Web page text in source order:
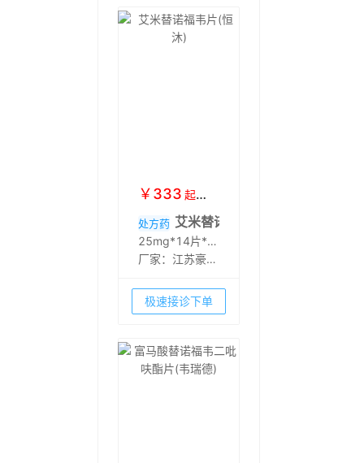
￥333 起 ￥
处方药 艾米替诺福韦片(恒沐)
25mg*14片*2板*1袋
厂家： 江苏豪森
司
极速接诊下单